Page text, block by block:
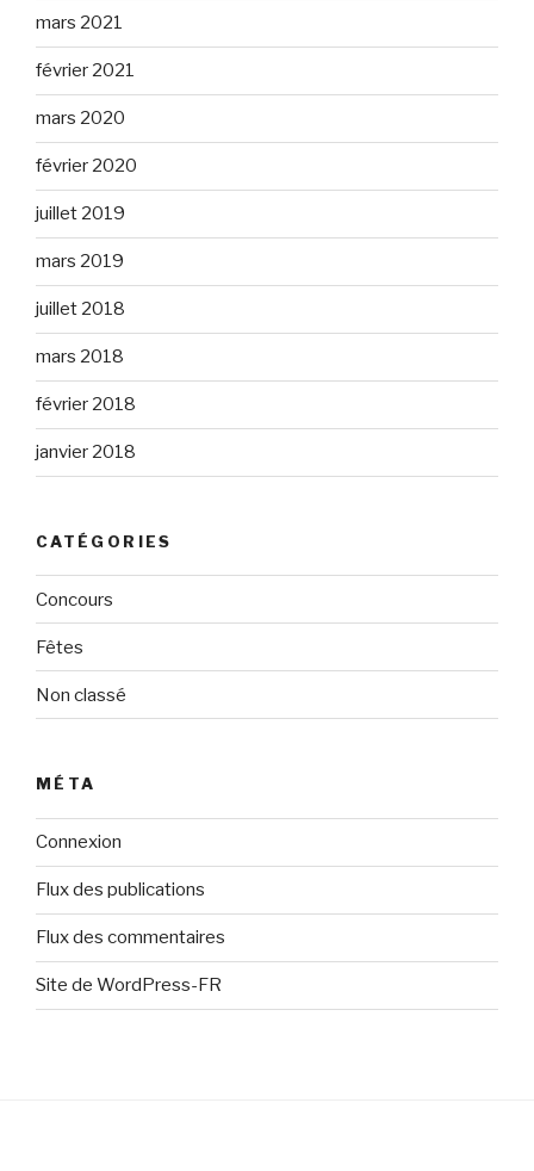
mars 2021
février 2021
mars 2020
février 2020
juillet 2019
mars 2019
juillet 2018
mars 2018
février 2018
janvier 2018
CATÉGORIES
Concours
Fêtes
Non classé
MÉTA
Connexion
Flux des publications
Flux des commentaires
Site de WordPress-FR